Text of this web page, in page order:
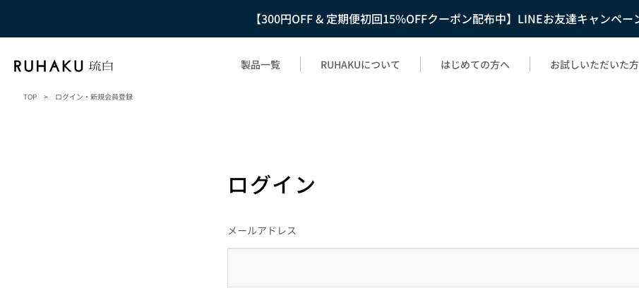
【300円OFF & 定期便初回15%OFFクーポン配布中】LINEお友達キャンペー
製品一覧 RUHAKUについて はじめての方へ お試しいただいた
TOP > ログイン・新規会員登録
ログイン
メールアドレス